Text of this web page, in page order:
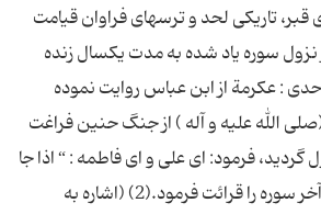
قبر، تاریكى لحد و ترسهاى فراوان قیامت
سوره یاد شده به مدت یكسال زنده
: عكرمة از ابن عباس روایت نموده
الله علیه و آله ) از جنگ حنین فراغت
فرمود: اى على و اى فاطمه : “ اذا جا
نصرالله و الفتح ،” و تا آخر سوره را قرائت فرمود.(2) (اشاره به